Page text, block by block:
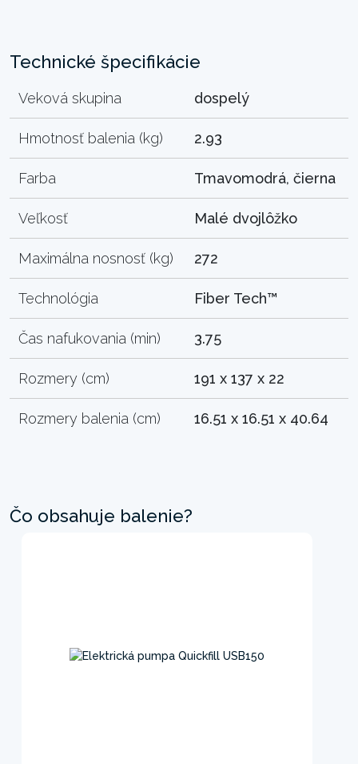
Technické špecifikácie
Veková skupina dospelý
Hmotnosť balenia (kg) 2.93
Farba Tmavomodrá, čierna
Veľkosť Malé dvojlôžko
Maximálna nosnosť (kg) 272
Technológia Fiber Tech™
Čas nafukovania (min) 3.75
Rozmery (cm) 191 x 137 x 22
Rozmery balenia (cm) 16.51 x 16.51 x 40.64
Čo obsahuje balenie?